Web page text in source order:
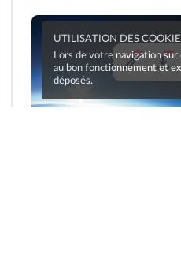
UTILISATION DES
Lors de votre navigation sur
au bon fonctionnement et
déposés.